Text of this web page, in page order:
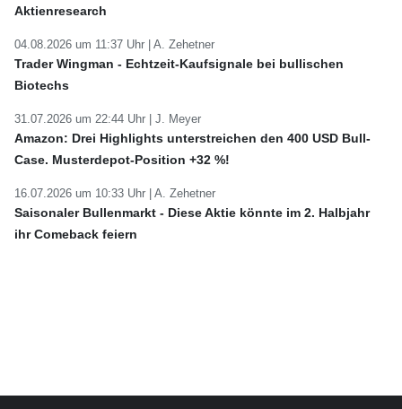
Aktienresearch
04.08.2026 um 11:37 Uhr | A. Zehetner
Trader Wingman - Echtzeit-Kaufsignale bei bullischen
Biotechs
31.07.2026 um 22:44 Uhr | J. Meyer
Amazon: Drei Highlights unterstreichen den 400 USD Bull-
Case. Musterdepot-Position +32 %!
16.07.2026 um 10:33 Uhr | A. Zehetner
Saisonaler Bullenmarkt - Diese Aktie könnte im 2. Halbjahr
ihr Comeback feiern